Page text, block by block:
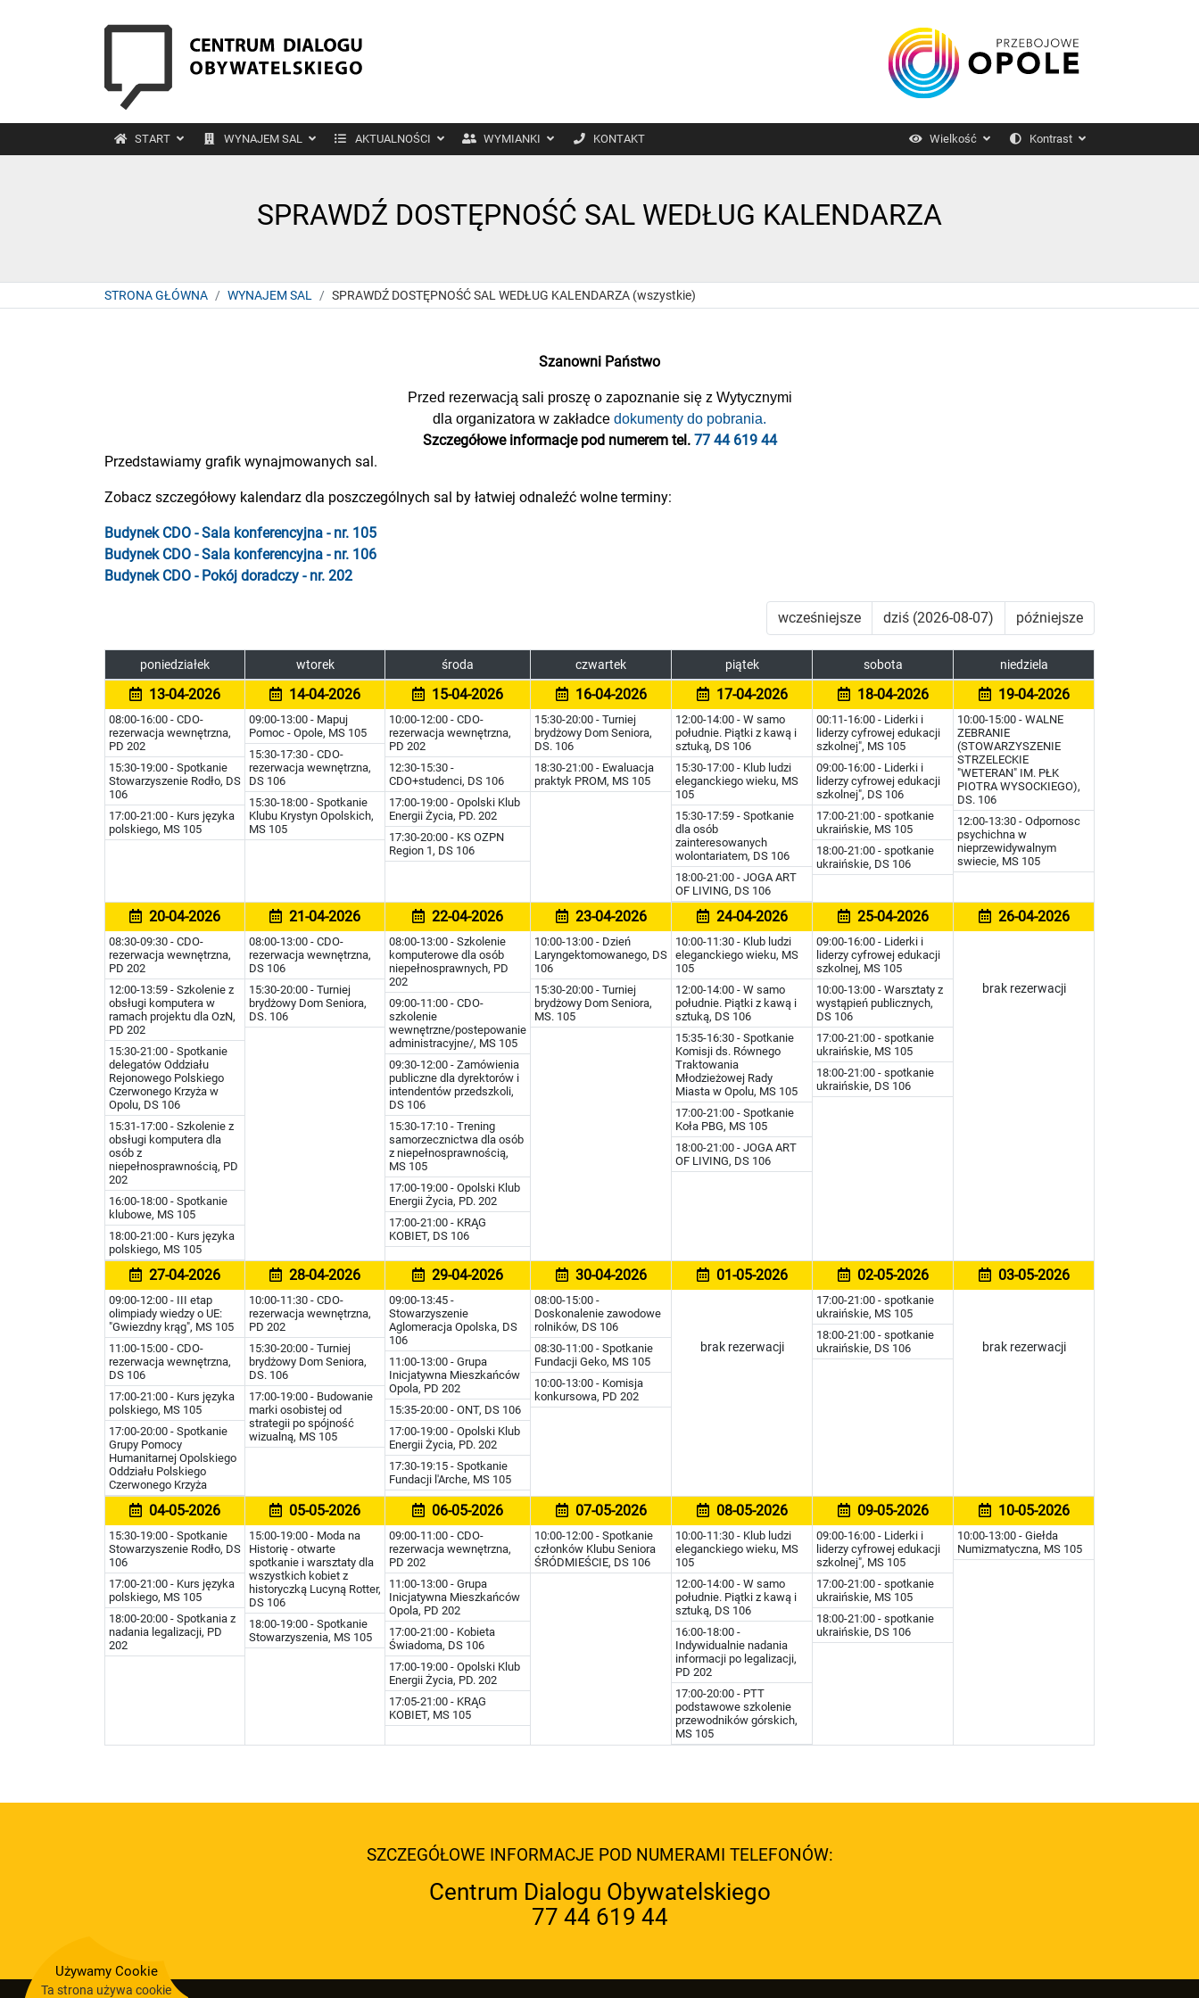
START WYNAJEM SAL AKTUALNOŚCI WYMIANKI KONTAKT Kontrast
Wielkość
SPRAWDŹ DOSTĘPNOŚĆ SAL WEDŁUG KALENDARZA
STRONA GŁÓWNA WYNAJEM SAL SPRAWDŹ DOSTĘPNOŚĆ SAL WEDŁUG KALENDARZA (wszystkie)
Szanowni Państwo
Przed rezerwacją sali proszę o zapoznanie się z Wytycznymi
dla organizatora w zakładce dokumenty do pobrania.
Szczegółowe informacje pod numerem tel. 77 44 619 44
Przedstawiamy grafik wynajmowanych sal.
Zobacz szczegółowy kalendarz dla poszczególnych sal by łatwiej odnaleźć wolne terminy:
Budynek CDO - Sala konferencyjna - nr. 105
Budynek CDO - Sala konferencyjna - nr. 106
Budynek CDO - Pokój doradczy - nr. 202
wcześniejsze dziś (2026-08-07) późniejsze
poniedziałek wtorek środa czwartek piątek sobota niedziela
13-04-2026
08:00-16:00 - CDO-
rezerwacja wewnętrzna,
PD 202
15:30-19:00 - Spotkanie
Stowarzyszenie Rodło, DS
106
17:00-21:00 - Kurs języka
polskiego, MS 105
14-04-2026
09:00-13:00 - Mapuj
Pomoc - Opole, MS 105
15:30-17:30 - CDO-
rezerwacja wewnętrzna,
DS 106
15:30-18:00 - Spotkanie
Klubu Krystyn Opolskich,
MS 105
15-04-2026
10:00-12:00 - CDO-
rezerwacja wewnętrzna,
PD 202
12:30-15:30 -
CDO+studenci, DS 106
17:00-19:00 - Opolski Klub
Energii Życia, PD. 202
17:30-20:00 - KS OZPN
Region 1, DS 106
16-04-2026
15:30-20:00 - Turniej
brydżowy Dom Seniora,
DS. 106
18:30-21:00 - Ewaluacja
praktyk PROM, MS 105
17-04-2026
12:00-14:00 - W samo
południe. Piątki z kawą i
sztuką, DS 106
15:30-17:00 - Klub ludzi
eleganckiego wieku, MS
105
15:30-17:59 - Spotkanie
dla osób
zainteresowanych
wolontariatem, DS 106
18:00-21:00 - JOGA ART
OF LIVING, DS 106
18-04-2026
00:11-16:00 - Liderki i
liderzy cyfrowej edukacji
szkolnej", MS 105
09:00-16:00 - Liderki i
liderzy cyfrowej edukacji
szkolnej", DS 106
17:00-21:00 - spotkanie
ukraińskie, MS 105
18:00-21:00 - spotkanie
ukraińskie, DS 106
19-04-2026
10:00-15:00 - WALNE
ZEBRANIE
(STOWARZYSZENIE
STRZELECKIE
"WETERAN" IM. PŁK
PIOTRA WYSOCKIEGO),
DS. 106
12:00-13:30 - Odpornosc
psychichna w
nieprzewidywalnym
swiecie, MS 105
20-04-2026
08:30-09:30 - CDO-
rezerwacja wewnętrzna,
PD 202
12:00-13:59 - Szkolenie z
obsługi komputera w
ramach projektu dla OzN,
PD 202
15:30-21:00 - Spotkanie
delegatów Oddziału
Rejonowego Polskiego
Czerwonego Krzyża w
Opolu, DS 106
15:31-17:00 - Szkolenie z
obsługi komputera dla
osób z
niepełnosprawnością, PD
202
16:00-18:00 - Spotkanie
klubowe, MS 105
18:00-21:00 - Kurs języka
polskiego, MS 105
21-04-2026
08:00-13:00 - CDO-
rezerwacja wewnętrzna,
DS 106
15:30-20:00 - Turniej
brydżowy Dom Seniora,
DS. 106
22-04-2026
08:00-13:00 - Szkolenie
komputerowe dla osób
niepełnosprawnych, PD
202
09:00-11:00 - CDO-
szkolenie
wewnętrzne/postepowanie
administracyjne/, MS 105
09:30-12:00 - Zamówienia
publiczne dla dyrektorów i
intendentów przedszkoli,
DS 106
15:30-17:10 - Trening
samorzecznictwa dla osób
z niepełnosprawnością,
MS 105
17:00-19:00 - Opolski Klub
Energii Życia, PD. 202
17:00-21:00 - KRĄG
KOBIET, DS 106
23-04-2026
10:00-13:00 - Dzień
Laryngektomowanego, DS
106
15:30-20:00 - Turniej
brydżowy Dom Seniora,
MS. 105
24-04-2026
10:00-11:30 - Klub ludzi
eleganckiego wieku, MS
105
12:00-14:00 - W samo
południe. Piątki z kawą i
sztuką, DS 106
15:35-16:30 - Spotkanie
Komisji ds. Równego
Traktowania
Młodzieżowej Rady
Miasta w Opolu, MS 105
17:00-21:00 - Spotkanie
Koła PBG, MS 105
18:00-21:00 - JOGA ART
OF LIVING, DS 106
25-04-2026
09:00-16:00 - Liderki i
liderzy cyfrowej edukacji
szkolnej, MS 105
10:00-13:00 - Warsztaty z
wystąpień publicznych,
DS 106
17:00-21:00 - spotkanie
ukraińskie, MS 105
18:00-21:00 - spotkanie
ukraińskie, DS 106
26-04-2026
brak rezerwacji
27-04-2026
09:00-12:00 - III etap
olimpiady wiedzy o UE:
"Gwiezdny krąg", MS 105
11:00-15:00 - CDO-
rezerwacja wewnętrzna,
DS 106
17:00-21:00 - Kurs języka
polskiego, MS 105
17:00-20:00 - Spotkanie
Grupy Pomocy
Humanitarnej Opolskiego
Oddziału Polskiego
Czerwonego Krzyża
28-04-2026
10:00-11:30 - CDO-
rezerwacja wewnętrzna,
PD 202
15:30-20:00 - Turniej
brydżowy Dom Seniora,
DS. 106
17:00-19:00 - Budowanie
marki osobistej od
strategii po spójność
wizualną, MS 105
29-04-2026
09:00-13:45 -
Stowarzyszenie
Aglomeracja Opolska, DS
106
11:00-13:00 - Grupa
Inicjatywna Mieszkańców
Opola, PD 202
15:35-20:00 - ONT, DS 106
17:00-19:00 - Opolski Klub
Energii Życia, PD. 202
17:30-19:15 - Spotkanie
Fundacji l'Arche, MS 105
30-04-2026
08:00-15:00 -
Doskonalenie zawodowe
rolników, DS 106
08:30-11:00 - Spotkanie
Fundacji Geko, MS 105
10:00-13:00 - Komisja
konkursowa, PD 202
01-05-2026
brak rezerwacji
02-05-2026
17:00-21:00 - spotkanie
ukraińskie, MS 105
18:00-21:00 - spotkanie
ukraińskie, DS 106
03-05-2026
brak rezerwacji
04-05-2026
15:30-19:00 - Spotkanie
Stowarzyszenie Rodło, DS
106
17:00-21:00 - Kurs języka
polskiego, MS 105
18:00-20:00 - Spotkania z
nadania legalizacji, PD
202
05-05-2026
15:00-19:00 - Moda na
Historię - otwarte
spotkanie i warsztaty dla
wszystkich kobiet z
historyczką Lucyną Rotter,
DS 106
18:00-19:00 - Spotkanie
Stowarzyszenia, MS 105
06-05-2026
09:00-11:00 - CDO-
rezerwacja wewnętrzna,
PD 202
11:00-13:00 - Grupa
Inicjatywna Mieszkańców
Opola, PD 202
17:00-21:00 - Kobieta
Świadoma, DS 106
17:00-19:00 - Opolski Klub
Energii Życia, PD. 202
17:05-21:00 - KRĄG
KOBIET, MS 105
07-05-2026
10:00-12:00 - Spotkanie
członków Klubu Seniora
ŚRÓDMIEŚCIE, DS 106
08-05-2026
10:00-11:30 - Klub ludzi
eleganckiego wieku, MS
105
12:00-14:00 - W samo
południe. Piątki z kawą i
sztuką, DS 106
16:00-18:00 -
Indywidualnie nadania
informacji po legalizacji,
PD 202
17:00-20:00 - PTT
podstawowe szkolenie
przewodników górskich,
MS 105
09-05-2026
09:00-16:00 - Liderki i
liderzy cyfrowej edukacji
szkolnej", MS 105
17:00-21:00 - spotkanie
ukraińskie, MS 105
18:00-21:00 - spotkanie
ukraińskie, DS 106
10-05-2026
10:00-13:00 - Giełda
Numizmatyczna, MS 105
SZCZEGÓŁOWE INFORMACJE POD NUMERAMI TELEFONÓW:
Centrum Dialogu Obywatelskiego
77 44 619 44
Używamy Cookie
Ta strona używa cookie